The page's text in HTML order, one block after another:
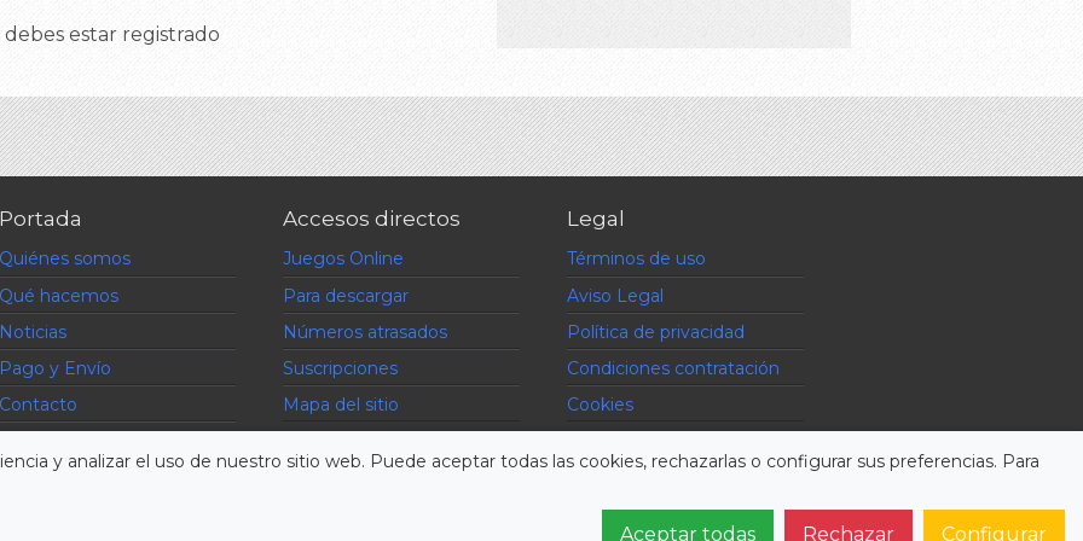
estar registrado
Portada
Quiénes somos
Qué hacemos
Noticias
Pago y Envío
Contacto
Accesos directos
Juegos Online
Para descargar
Números atrasados
Suscripciones
Mapa del sitio
Legal
Términos de uso
Aviso Legal
Política de privacidad
Condiciones contratación
Cookies
y analizar el uso de nuestro sitio web. Puede aceptar todas las cookies, rechazarlas o configurar sus preferencias. Para
Aceptar todas Rechazar Configurar